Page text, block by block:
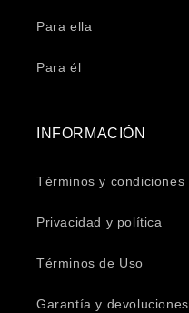
Para ella
Para él
INFORMACIÓN
Términos y condiciones
Privacidad y política
Términos de Uso
Garantía y devoluciones